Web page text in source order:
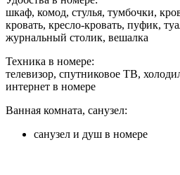
шкаф, комод, стулья, тумбочки,
кровать, кресло-кровать, пуфик,
журнальный столик, вешалка
Техника в номере:
телевизор, спутниковое ТВ,
интернет в номере
Ванная комната, санузел:
санузел и душ в номере